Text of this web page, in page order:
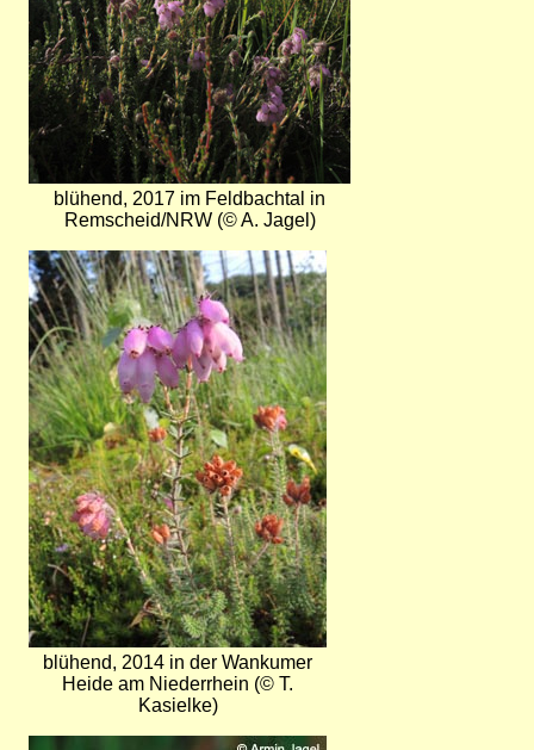
blühend, 2017 im Feldbachtal in
Remscheid/NRW (© A. Jagel)
Bild
blühend, 2014 in der Wankumer
Heide am Niederrhein (© T.
Kasielke)